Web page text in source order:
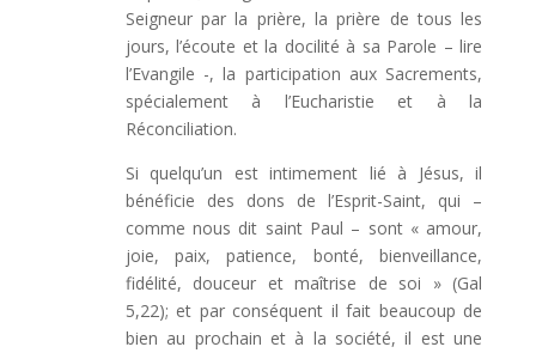
Seigneur par la prière, la prière de tous les
jours, l’écoute et la docilité à sa Parole – lire
l’Evangile -, la participation aux Sacrements,
spécialement à l’Eucharistie et à la
Réconciliation.
Si quelqu’un est intimement lié à Jésus, il
bénéficie des dons de l’Esprit-Saint, qui –
comme nous dit saint Paul – sont « amour,
joie, paix, patience, bonté, bienveillance,
fidélité, douceur et maîtrise de soi » (Gal
5,22); et par conséquent il fait beaucoup de
bien au prochain et à la société, il est une